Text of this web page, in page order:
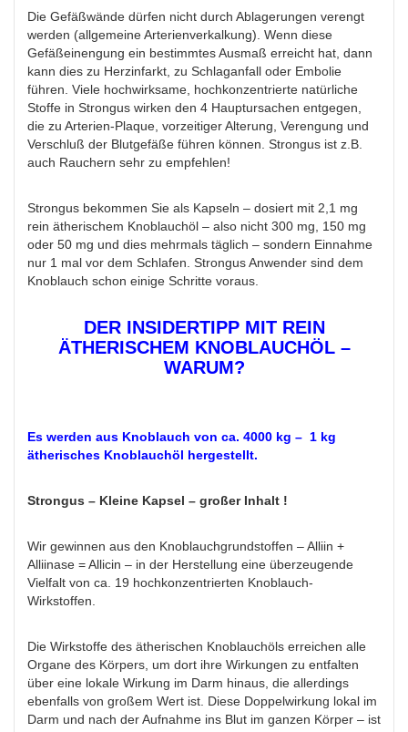
Die Gefäßwände dürfen nicht durch Ablagerungen verengt
werden (allgemeine Arterienverkalkung). Wenn diese
Gefäßeinengung ein bestimmtes Ausmaß erreicht hat, dann
kann dies zu Herzinfarkt, zu Schlaganfall oder Embolie
führen. Viele hochwirksame, hochkonzentrierte natürliche
Stoffe in Strongus wirken den 4 Hauptursachen entgegen,
die zu Arterien-Plaque, vorzeitiger Alterung, Verengung und
Verschluß der Blutgefäße führen können. Strongus ist z.B.
auch Rauchern sehr zu empfehlen!
Strongus bekommen Sie als Kapseln – dosiert mit 2,1 mg
rein ätherischem Knoblauchöl – also nicht 300 mg, 150 mg
oder 50 mg und dies mehrmals täglich – sondern Einnahme
nur 1 mal vor dem Schlafen. Strongus Anwender sind dem
Knoblauch schon einige Schritte voraus.
DER INSIDERTIPP MIT REIN
ÄTHERISCHEM KNOBLAUCHÖL –
WARUM?
Es werden aus Knoblauch von ca. 4000 kg – 1 kg
ätherisches Knoblauchöl hergestellt.
Strongus – Kleine Kapsel – großer Inhalt !
Wir gewinnen aus den Knoblauchgrundstoffen – Alliin +
Alliinase = Allicin – in der Herstellung eine überzeugende
Vielfalt von ca. 19 hochkonzentrierten Knoblauch-
Wirkstoffen.
Die Wirkstoffe des ätherischen Knoblauchöls erreichen alle
Organe des Körpers, um dort ihre Wirkungen zu entfalten
über eine lokale Wirkung im Darm hinaus, die allerdings
ebenfalls von großem Wert ist. Diese Doppelwirkung lokal im
Darm und nach der Aufnahme ins Blut im ganzen Körper – ist